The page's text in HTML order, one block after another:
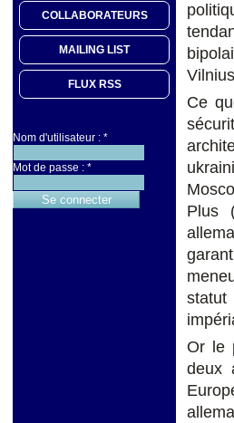
COLLABORATEURS
MAILING LIST
FLUX RSS
Nom d'utilisateur : *
Mot de passe : *
Ce
Plus
statut
Or le
deux